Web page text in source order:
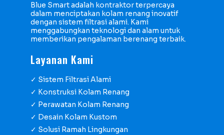
Blue Smart adalah kontraktor terpercaya
dalam menciptakan kolam renang inovatif
dengan sistem filtrasi alami. Kami
menggabungkan teknologi dan alam untuk
memberikan pengalaman berenang terbaik.
Layanan Kami
✓ Sistem Filtrasi Alami
✓ Konstruksi Kolam Renang
✓ Perawatan Kolam Renang
✓ Desain Kolam Kustom
✓ Solusi Ramah Lingkungan